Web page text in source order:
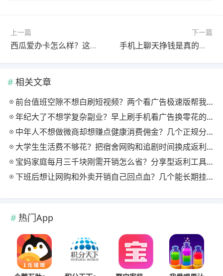
上一篇
西瓜爱办卡怎么样？这两个平台比西瓜爱办卡佣金更高
下一篇
手机上聊天挣钱是真的吗？分享个真实能赚钱提现的软件
相关文章
前台值班空隙不想白刷短视频？两个看广告极速版帮我月回血三百块
年纪大了不想学复杂副业？早上刷手机看广告换零花的两个极速版用法
中年人不想做微商却想赚点健康消费佣金？几个正规分享式返利平台排位
大学生生活费不够花？把宿舍网购和追剧时间换成返利零钱的方法
宝妈家庭每月三千块刚需开销怎么省？分享型返利工具这样搭最舒服
下班后想让网购和外卖开销自己回点血？几个能长期挂机的返利入口实测
热门App